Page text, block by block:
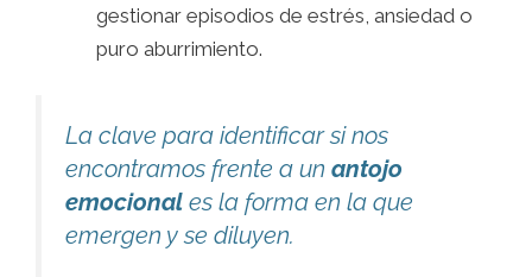
gestionar episodios de estrés, ansiedad o
puro aburrimiento.
La clave para identificar si nos
encontramos frente a un antojo
emocional es la forma en la que
emergen y se diluyen.